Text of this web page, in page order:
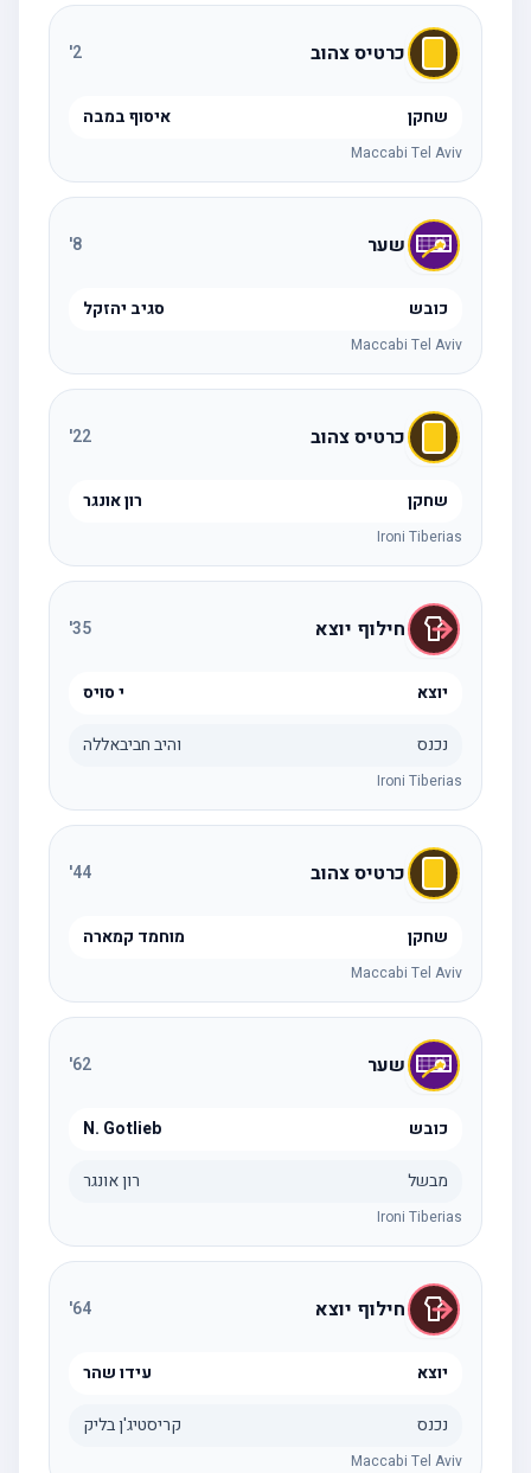
כרטיס צהוב
שחקן איסוף במבה
Maccabi Tel Aviv
שער
כובש סגיב יהזקל
Maccabi Tel Aviv
כרטיס צהוב 22
'
שחקן רון אונגר
Ironi Tiberias
חילוף יוצא 35
'
יוצא י סויס
נכנס והיב חביבאללה
Ironi Tiberias
כרטיס צהוב 44
'
שחקן מוחמד קמארה
Maccabi Tel Aviv
שער 62
'
כובש N. Gotlieb
מבשל רון אונגר
Ironi Tiberias
חילוף יוצא 64
'
יוצא עידו שהר
נכנס קריסטיג'ן בליק
Maccabi Tel Aviv